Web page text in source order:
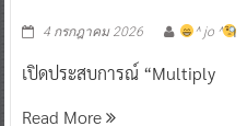
4 กรกฎาคม 2026 ^ jo ^
เปิดประสบการณ์ “Multiply
Read More